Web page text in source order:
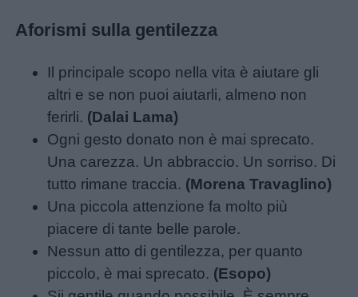
Aforismi sulla gentilezza
Il principale scopo nella vita è aiutare gli
altri e se non puoi aiutarli, almeno non
ferirli. (Dalai Lama)
Ogni gesto donato non è mai sprecato.
Una carezza. Un abbraccio. Un sorriso. Di
tutto rimane traccia. (Morena Travaglino)
Una piccola attenzione fa molto più
piacere di tante belle parole.
Nessun atto di gentilezza, per quanto
piccolo, è mai sprecato. (Esopo)